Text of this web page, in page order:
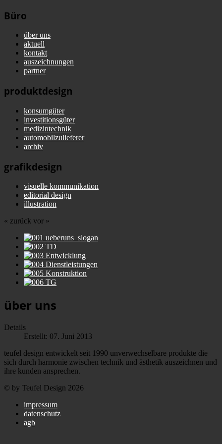
Büro
über uns
aktuell
kontakt
auszeichnungen
partner
produktdesign
konsumgüter
investitionsgüter
medizintechnik
automobilzulieferer
archiv
grafikdesign
visuelle kommunikation
editorial design
illustration
« zurück vor »
über uns
Details
Erstellt: 07. Juni 2013
teufel design entwickelt seit 1990 unverwechselbare produkte die
sich durch harmonie zwischen technik und ästhetik auszeichnen und
ihre kunden ansprechen.
© by Teufel Design 2026
impressum
datenschutz
agb